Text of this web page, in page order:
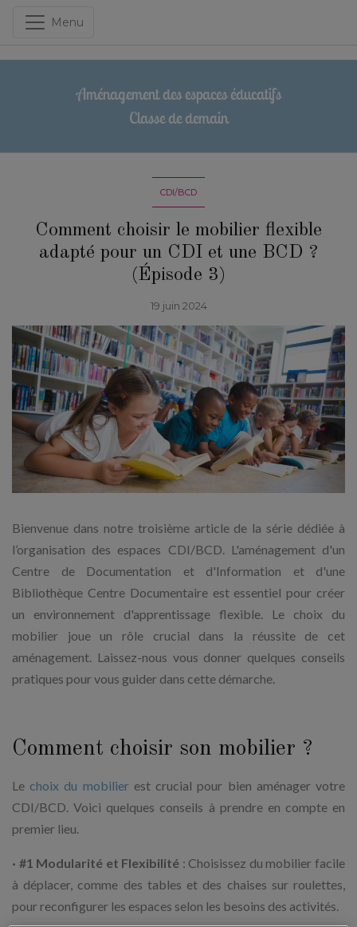
Menu
Aménagement des espaces éducatifs
Classe de demain
CDI/BCD
Comment choisir le mobilier flexible
adapté pour un CDI et une BCD ?
(Épisode 3)
19 juin 2024
Bienvenue dans notre troisième article de la série dédiée à
l’organisation des espaces CDI/BCD. L'aménagement d'un
Centre de Documentation et d'Information et d'une
Bibliothèque Centre Documentaire est essentiel pour créer
un environnement d'apprentissage flexible. Le choix du
mobilier joue un rôle crucial dans la réussite de cet
aménagement. Laissez-nous vous donner quelques conseils
pratiques pour vous guider dans cette démarche.
Comment choisir son mobilier ?
Le choix du mobilierest crucial pour bien aménager votre
CDI/BCD. Voici quelques conseils à prendre en compte en
premier lieu.
· #1 Modularité et Flexibilité : Choisissez du mobilier facile
à déplacer, comme des tables et des chaises sur roulettes,
pour reconfigurer les espaces selon les besoins des activités.